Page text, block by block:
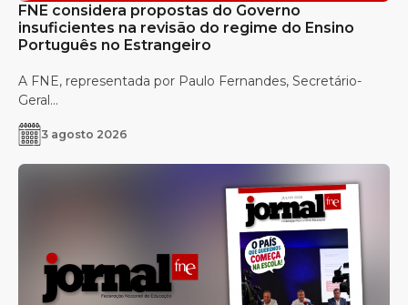
FNE considera propostas do Governo
insuficientes na revisão do regime do Ensino
Português no Estrangeiro
A FNE, representada por Paulo Fernandes, Secretário-
Geral...
3 agosto 2026